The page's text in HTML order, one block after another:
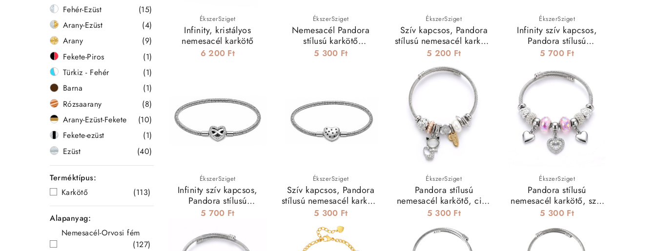
Fehér-Ezüst
(15)
Arany-Ezüst
(4)
Arany
(9)
Fekete-Piros
(1)
Türkiz - Fehér
(1)
Barna
(1)
Rózsaarany
(8)
Arany-Ezüst-Fekete
(10)
Fekete-ezüst
(1)
Ezüst
(40)
Terméktípus:
Karkötő
(113)
Alapanyag:
Nemesacél-Orvosi fém
(127)
ÉkszerSziget
Infinity, kristályos
nemesacél karkötő
6 200 Ft
ÉkszerSziget
Nemesacél Pandora
stílusú karkötő
charmokhoz, sötétben
5 300 Ft
ÉkszerSziget
Szív kapcsos, Pandora
stílusú nemesacél karkötő
charmokhoz - 17 cm
5 200 Ft
ÉkszerSziget
Infinity szív kapcsos,
Pandora stílusú
nemesacél karkötő
5 700 Ft
ÉkszerSziget
Infinity szív kapcsos,
Pandora stílusú
nemesacél karkötő
5 700 Ft
ÉkszerSziget
Szív kapcsos, Pandora
stílusú nemesacél karkötő
charmokhoz - 19 cm
5 300 Ft
ÉkszerSziget
Pandora stílusú
nemesacél karkötő, cica
charmmal
5 300 Ft
ÉkszerSziget
Pandora stílusú
nemesacél karkötő, szív
charmokkal - pink
5 300 Ft